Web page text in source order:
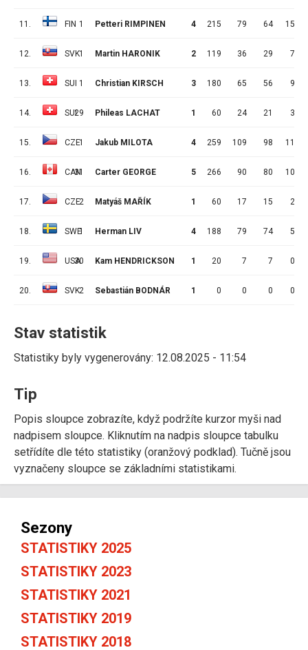
11. FIN 1 Petteri RIMPINEN 4 215 79 64 15
12. SVK1 Martin HARONIK 2 119 36 29 7
13. SUI 1 Christian KIRSCH 3 180 65 56 9
14. SUI29 Phileas LACHAT 1 60 24 21 3
15. CZE1 Jakub MILOTA 4 259 109 98 11
16. CAN
31 Carter GEORGE 5 266 90 80 10
17. CZE2 Matyáš MAŘÍK 1 60 17 15 2
18. SWE1 Herman LIV 4 188 79 74 5
19. USA
30 Kam HENDRICKSON 1 20 7 7 0
20. SVK2 Sebastián BODNÁR 1 0 0 0 0
Stav statistik
Statistiky byly vygenerovány: 12.08.2025 - 11:54
Tip
Popis sloupce zobrazíte, když podržíte kurzor myši nad
nadpisem sloupce. Kliknutím na nadpis sloupce tabulku
setřídíte dle této statistiky (oranžový podklad). Tučně jsou
vyznačeny sloupce se základními statistikami.
Sezony
STATISTIKY 2025
STATISTIKY 2023
STATISTIKY 2021
STATISTIKY 2019
STATISTIKY 2018